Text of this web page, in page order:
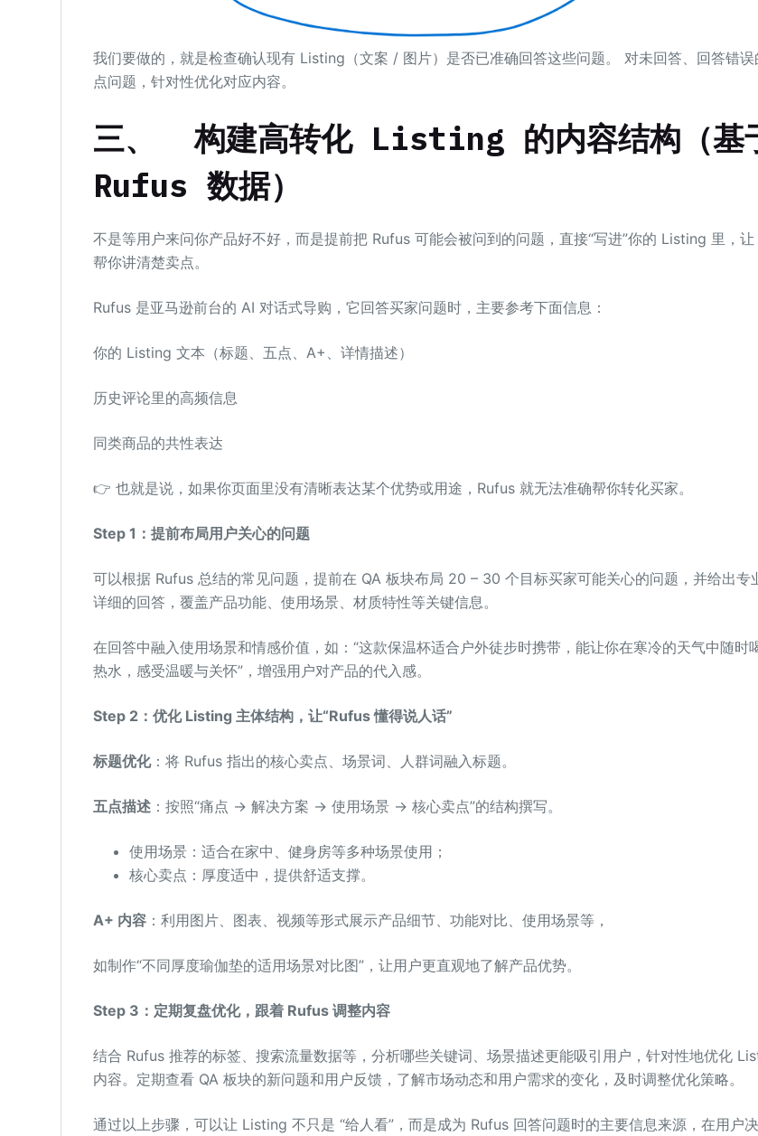
我们要做的，就是检查确认现有 Listing（文案 / 图片）是否已准确回答这些问题。 对未回答、回答错误
点问题，针对性优化对应内容。
三、构建高转化 Listing 的内容结构（基
Rufus 数据）
不是等用户来问你产品好不好，而是提前把 Rufus 可能会被问到的问题，直接“写进”你的 Listing 里，让
帮你讲清楚卖点。
Rufus 是亚马逊前台的 AI 对话式导购，它回答买家问题时，主要参考下面信息：
你的 Listing 文本（标题、五点、A+、详情描述）
历史评论里的高频信息
同类商品的共性表达
👉 也就是说，如果你页面里没有清晰表达某个优势或用途，Rufus 就无法准确帮你转化买家。
Step 1：提前布局用户关心的问题
可以根据 Rufus 总结的常见问题，提前在 QA 板块布局 20 – 30 个目标买家可能关心的问题，并给出专
详细的回答，覆盖产品功能、使用场景、材质特性等关键信息。
在回答中融入使用场景和情感价值，如：“这款保温杯适合户外徒步时携带，能让你在寒冷的天气中随时
热水，感受温暖与关怀”，增强用户对产品的代入感。
Step 2：优化 Listing 主体结构，让“Rufus 懂得说人话”
标题优化：将 Rufus 指出的核心卖点、场景词、人群词融入标题。
五点描述：按照“痛点 → 解决方案 → 使用场景 → 核心卖点”的结构撰写。
使用场景：适合在家中、健身房等多种场景使用；
核心卖点：厚度适中，提供舒适支撑。
A+ 内容：利用图片、图表、视频等形式展示产品细节、功能对比、使用场景等，
如制作“不同厚度瑜伽垫的适用场景对比图”，让用户更直观地了解产品优势。
Step 3：定期复盘优化，跟着 Rufus 调整内容
结合 Rufus 推荐的标签、搜索流量数据等，分析哪些关键词、场景描述更能吸引用户，针对性地优化
内容。定期查看 QA 板块的新问题和用户反馈，了解市场动态和用户需求的变化，及时调整优化策略。
通过以上步骤，可以让 Listing 不只是 “给人看”，而是成为 Rufus 回答问题时的主要信息来源，在用户